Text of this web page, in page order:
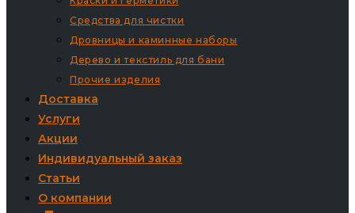
Средства для чистки
Дровницы и каминные наборы
Дерево и текстиль для бани
Прочие изделия
Доставка
Услуги
Акции
Индивидуальный заказ
Статьи
О компании